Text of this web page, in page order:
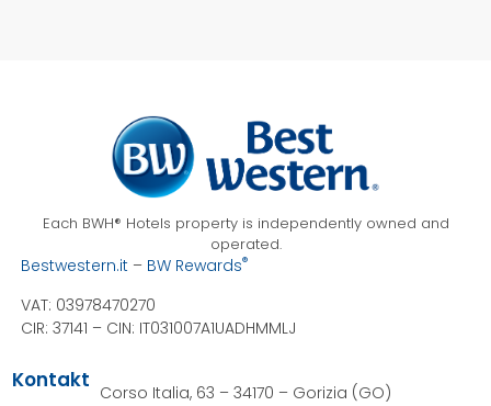
Each BWH® Hotels property is independently owned and
operated.
Bestwestern.it– BW Rewards®
VAT: 03978470270
CIR: 37141 – CIN: IT031007A1UADHMMLJ
Kontakt Corso Italia, 63 – 34170 – Gorizia (GO)